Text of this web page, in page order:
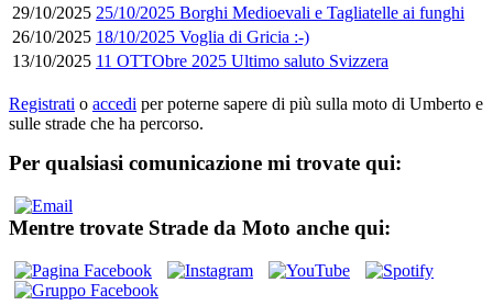
29/10/2025 25/10/2025 Borghi Medioevali e Tagliatelle ai funghi
26/10/2025 18/10/2025 Voglia di Gricia :-)
13/10/2025 11 OTTObre 2025 Ultimo saluto Svizzera
Registrati o accedi per poterne sapere di più sulla moto di Umberto e
sulle strade che ha percorso.
Per qualsiasi comunicazione mi trovate qui:
Mentre trovate Strade da Moto anche qui: